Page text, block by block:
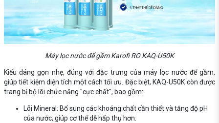
Máy lọc nước để gầm Karofi RO KAQ-U50K
Kiểu dáng gọn nhẹ, đúng với đặc trưng của máy lọc nước để gầm,
giúp tiết kiệm diện tích một cách tối ưu. Đặc biệt, KAQ-U50K còn được
trang bị bộ lõi chức năng "cực chất", bao gồm:
Lõi Mineral: Bổ sung các khoáng chất cần thiết và tăng độ pH
của nước, giúp cơ thể dễ hấp thụ hơn.